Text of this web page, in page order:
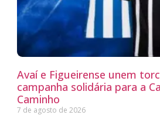
Avaí e Figueirense unem
campanha solidária para a
Caminho
7 de agosto de 2026